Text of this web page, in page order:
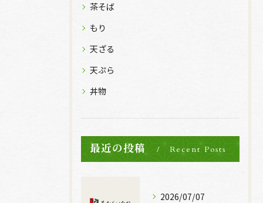
茶そば
もり
天ざる
天ぷら
丼物
最近の投稿 Recent Posts
2026/07/07